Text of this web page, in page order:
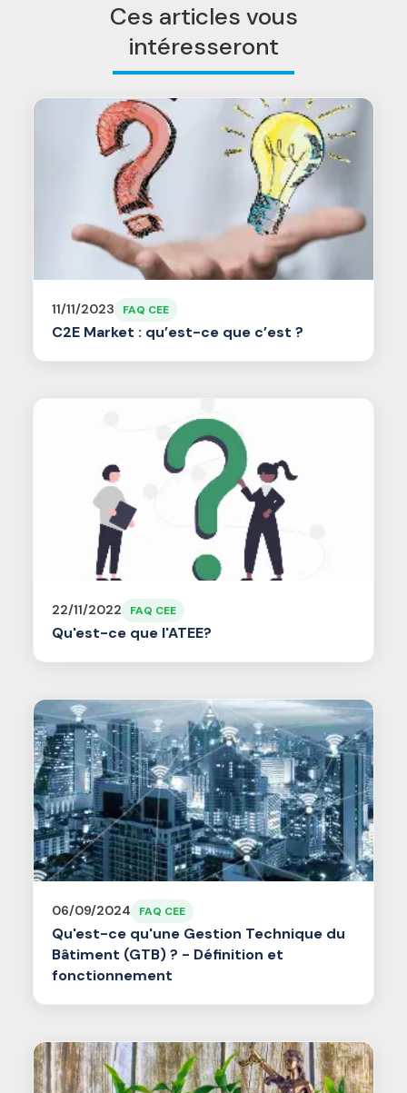
Ces articles vous
intéresseront
11/11/2023 FAQ CEE
C2E Market : qu’est-ce que c’est ?
22/11/2022 FAQ CEE
Qu'est-ce que l'ATEE?
06/09/2024 FAQ CEE
Qu'est-ce qu'une Gestion Technique du
Bâtiment (GTB) ? - Définition et
fonctionnement